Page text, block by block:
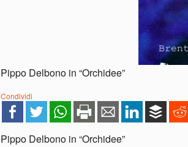
Pippo Delbono in “Orchidee”
Condividi
Pippo Delbono in “Orchidee”